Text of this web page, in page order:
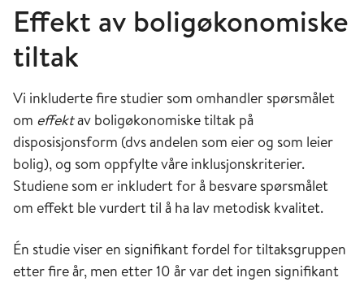
Effekt av boligøkonomiske
tiltak
Vi inkluderte fire studier som omhandler spørsmålet
om effektav boligøkonomiske tiltak på
disposisjonsform (dvs andelen som eier og som leier
bolig), og som oppfylte våre inklusjonskriterier.
Studiene som er inkludert for å besvare spørsmålet
om effekt ble vurdert til å ha lav metodisk kvalitet.
Én studie viser en signifikant fordel for tiltaksgruppen
etter fire år, men etter 10 år var det ingen signifikant